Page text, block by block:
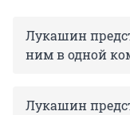
Лукашин
ним в одной
Лукашин